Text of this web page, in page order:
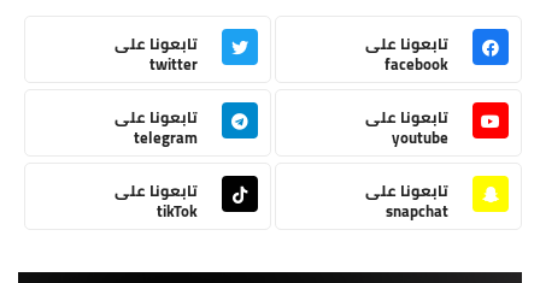
تابعونا على
facebook
تابعونا على
twitter
تابعونا على
youtube
تابعونا على
telegram
تابعونا على
snapchat
تابعونا على
tikTok